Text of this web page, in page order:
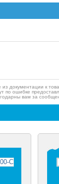
документации к
по ошибке
вам за